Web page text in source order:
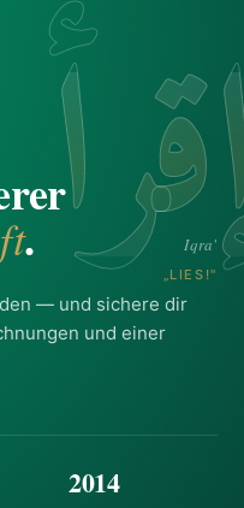
Iqra'
„LIES!"
.
— und sichere dir
und einer
2014